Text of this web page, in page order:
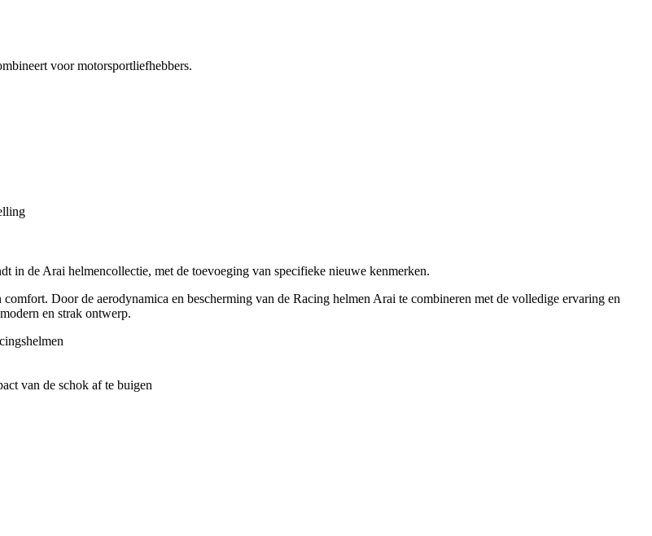
voor motorsportliefhebbers.
in de Arai helmencollectie, met de toevoeging van specifieke nieuwe kenmerken.
Door de aerodynamica en bescherming van de Racing helmen Arai te combineren met de volledige ervaring en
en strak ontwerp.
van de schok af te buigen